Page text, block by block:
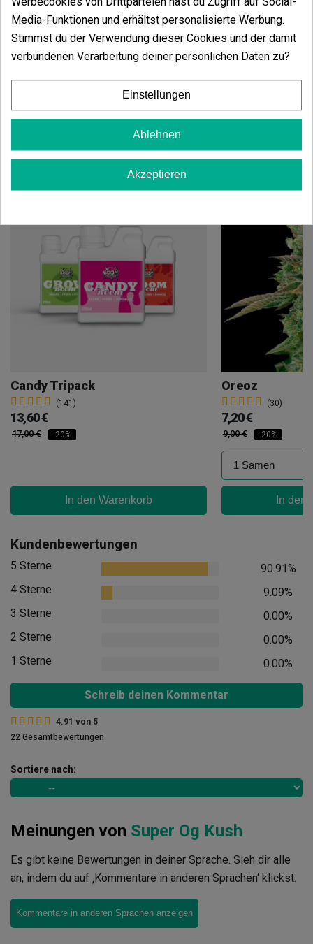
Sativa/Indica:20/80%
Blütezeit:55-65 Tage im Innenbereich. Mitte
oder Ende September im Außenbereich.
Höhe:0,4-1,1 m im Innenbereich. 0,8-1,9 m im
Außenbereich.
Vielleicht gefällt Ihnen auch
Candy Tripack
(141)
13,60 €
17,00 € -20%
In den Warenkorb
Oreoz
(30)
7,20 €
9,00 € -20%
In den
Kundenbewertungen
5 Sterne
90.91%
4 Sterne
9.09%
3 Sterne
0.00%
2 Sterne
0.00%
1 Sterne
0.00%
Schreib deinen Kommentar
4.91 von 5
22 Gesamtbewertungen
Sortiere nach:
Meinungen von Super Og Kush
Es gibt keine Bewertungen in deiner Sprache. Sieh dir alle
an, indem du auf ‚Kommentare in anderen Sprachen‘ klickst.
Kommentare in anderen Sprachen anzeigen
Media-Funktionen und erhältst personalisierte Werbung.
Stimmst du der Verwendung dieser Cookies und der damit
verbundenen Verarbeitung deiner persönlichen Daten zu?
Einstellungen
Ablehnen
Akzeptieren